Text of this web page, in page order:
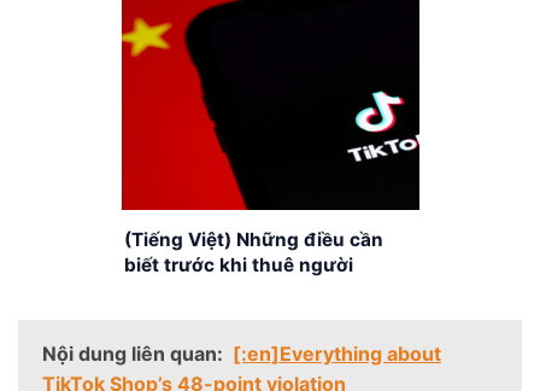
(Tiếng Việt) Những điều cần
biết trước khi thuê người
Nội dung liên quan: [:en]Everything about
TikTok Shop’s 48-point violation